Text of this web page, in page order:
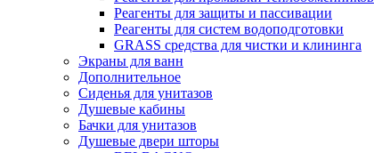
Реагенты для защиты и пассивации
Реагенты для систем водоподготовки
GRASS средства для чистки и клининга
Экраны для ванн
Дополнительное
Сиденья для унитазов
Душевые кабины
Бачки для унитазов
Душевые двери шторы